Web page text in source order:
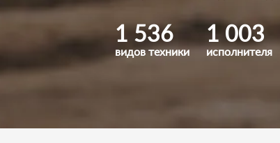
1 536
видов техники
1 003
исполнителя